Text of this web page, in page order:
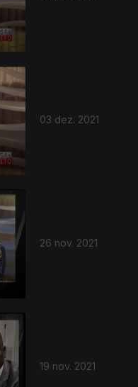
03 dez. 2021
26 nov. 2021
19 nov. 2021